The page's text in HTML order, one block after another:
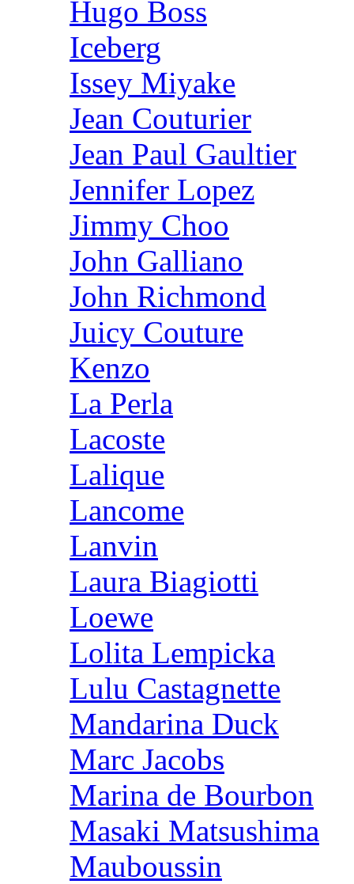
Hugo Boss
Iceberg
Issey Miyake
Jean Couturier
Jean Paul Gaultier
Jennifer Lopez
Jimmy Choo
John Galliano
John Richmond
Juicy Couture
Kenzo
La Perla
Lacoste
Lalique
Lancome
Lanvin
Laura Biagiotti
Loewe
Lolita Lempicka
Lulu Castagnette
Mandarina Duck
Marc Jacobs
Marina de Bourbon
Masaki Matsushima
Mauboussin